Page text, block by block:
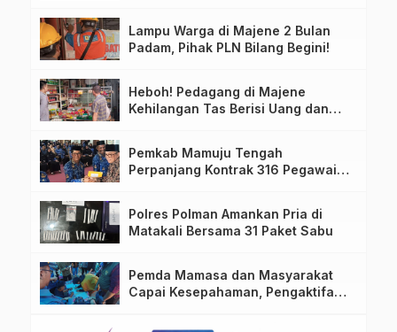
Lampu Warga di Majene 2 Bulan
Padam, Pihak PLN Bilang Begini!
Heboh! Pedagang di Majene
Kehilangan Tas Berisi Uang dan
Pemkab Mamuju Tengah
Perpanjang Kontrak 316 Pegawai
Polres Polman Amankan Pria di
Matakali Bersama 31 Paket Sabu
Pemda Mamasa dan Masyarakat
Capai Kesepahaman, Pengaktifan